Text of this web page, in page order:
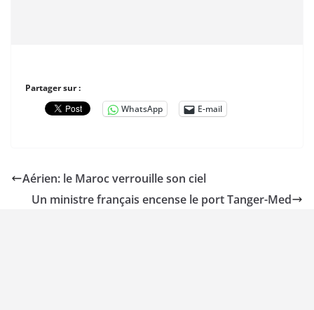
Partager sur :
WhatsApp
E-mail
Aérien: le Maroc verrouille son ciel
Un ministre français encense le port Tanger-Med